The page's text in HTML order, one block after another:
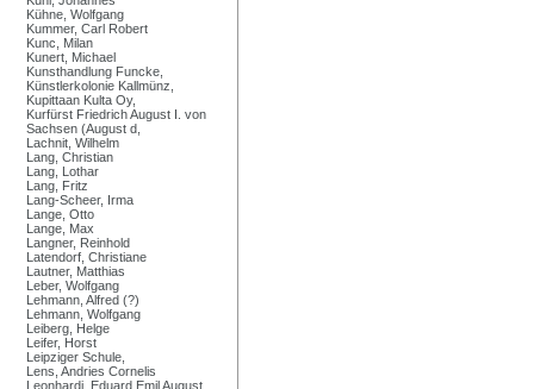
Kühne, Wolfgang
Kummer, Carl Robert
Kunc, Milan
Kunert, Michael
Kunsthandlung Funcke,
Künstlerkolonie Kallmünz,
Kupittaan Kulta Oy,
Kurfürst Friedrich August I. von
Sachsen (August d,
Lachnit, Wilhelm
Lang, Christian
Lang, Lothar
Lang, Fritz
Lang-Scheer, Irma
Lange, Otto
Lange, Max
Langner, Reinhold
Latendorf, Christiane
Lautner, Matthias
Leber, Wolfgang
Lehmann, Alfred (?)
Lehmann, Wolfgang
Leiberg, Helge
Leifer, Horst
Leipziger Schule,
Lens, Andries Cornelis
Leonhardi, Eduard Emil August